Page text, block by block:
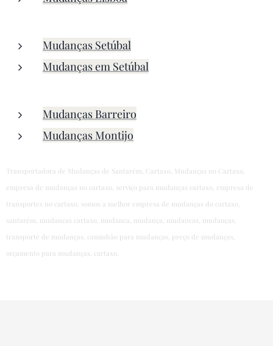
Mudanças Setúbal
Mudanças em Setúbal
Mudanças Barreiro
Mudanças Montijo
Transportadora de Mudanças de Santarém, Cartaxo, Mudanças no Cartaxo,
empresa de mudanças no cartaxo, serviço para mudanças cartaxo, empresa de
transportes no cartaxo, somos a melhor empresa de mudanças do cartaxo,
santarém, mudancas cartaxo, mudanca, mudança, mudancas, mudanças,
transporte de mudanças, caminhão para mudanças, preço de mudanças,
orçamento para mudanças, cartaxo,